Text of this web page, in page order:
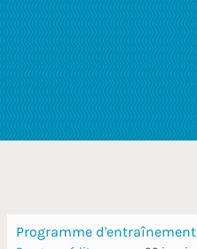
Programme